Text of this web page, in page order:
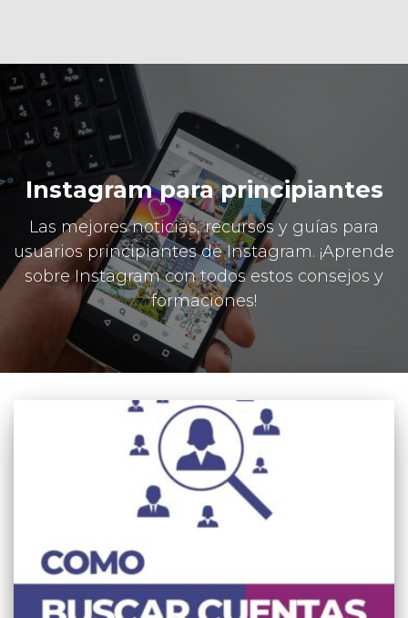
Instagram para principiantes
Las mejores noticias, recursos y guías para
usuarios principiantes de Instagram. ¡Aprende
sobre Instagram con todos estos consejos y
formaciones!